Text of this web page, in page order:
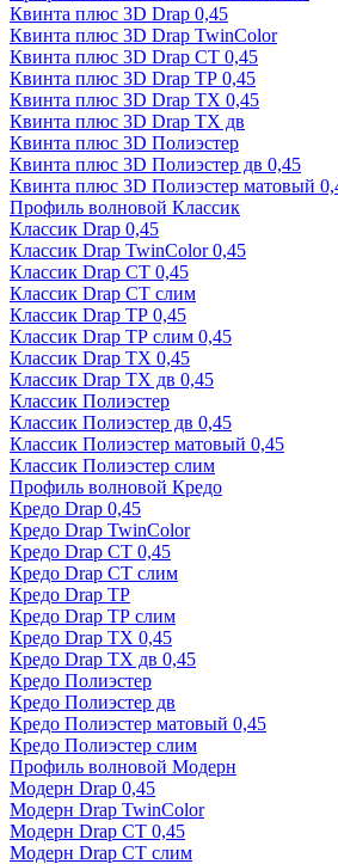
Квинта плюс 3D Drap 0,45
Квинта плюс 3D Drap TwinColor
Квинта плюс 3D Drap СТ 0,45
Квинта плюс 3D Drap ТР 0,45
Квинта плюс 3D Drap ТХ 0,45
Квинта плюс 3D Drap ТХ дв
Квинта плюс 3D Полиэстер
Квинта плюс 3D Полиэстер дв 0,45
Квинта плюс 3D Полиэстер матовый
Профиль волновой Классик
Классик Drap 0,45
Классик Drap TwinColor 0,45
Классик Drap СТ 0,45
Классик Drap СТ слим
Классик Drap ТР 0,45
Классик Drap ТР слим 0,45
Классик Drap ТХ 0,45
Классик Drap ТХ дв 0,45
Классик Полиэстер
Классик Полиэстер дв 0,45
Классик Полиэстер матовый 0,45
Классик Полиэстер слим
Профиль волновой Кредо
Кредо Drap 0,45
Кредо Drap TwinColor
Кредо Drap СТ 0,45
Кредо Drap СТ слим
Кредо Drap ТР
Кредо Drap ТР слим
Кредо Drap ТХ 0,45
Кредо Drap ТХ дв 0,45
Кредо Полиэстер
Кредо Полиэстер дв
Кредо Полиэстер матовый 0,45
Кредо Полиэстер слим
Профиль волновой Модерн
Модерн Drap 0,45
Модерн Drap TwinColor
Модерн Drap СТ 0,45
Модерн Drap СТ слим